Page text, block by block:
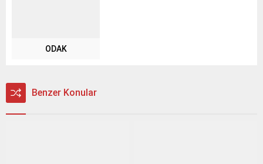
ODAK
Benzer Konular